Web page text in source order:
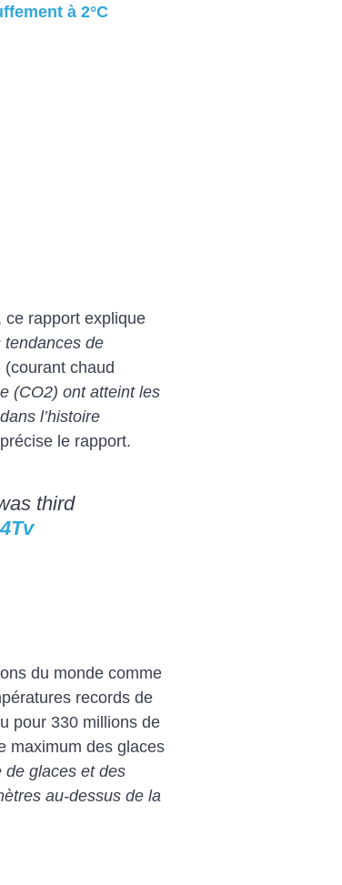
à 2°C
ce rapport explique
tendances de
(courant chaud
(CO2) ont atteint les
l’histoire
le rapport.
third
du monde comme
records de
pour 330 millions de
maximum des glaces
de glaces et des
au-dessus de la